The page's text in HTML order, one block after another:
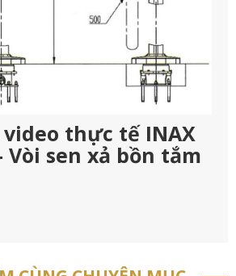
thực tế INAX
Vòi sen xả bồn tắm